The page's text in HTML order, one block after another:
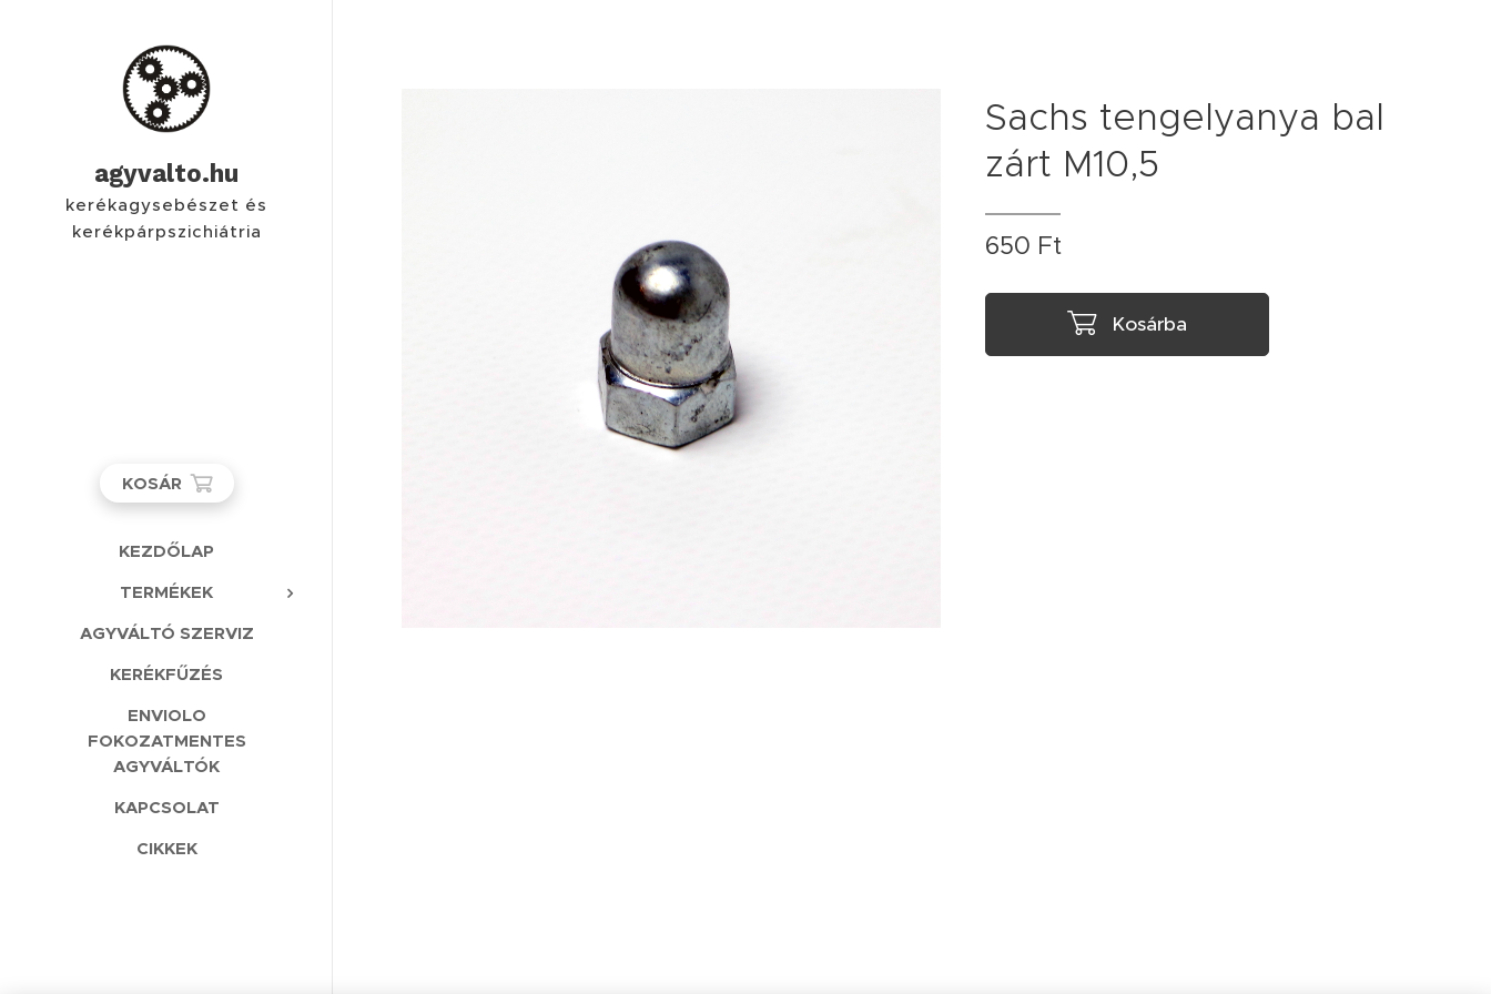
agyvalto.hu
kerékagysebészet és
kerékpárpszichiátria
KOSÁR
KEZDŐLAP
TERMÉKEK
AGYVÁLTÓ SZERVIZ
KERÉKFŰZÉS
ENVIOLO
FOKOZATMENTES
AGYVÁLTÓK
KAPCSOLAT
CIKKEK
Sachs tengelyanya bal
zárt M10,5
650 Ft
Kosárba